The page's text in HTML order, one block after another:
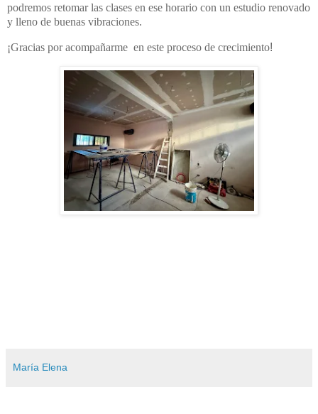
podremos retomar las clases en ese horario con un estudio renovado
y lleno de buenas vibraciones.
¡Gracias por acompañarme en este proceso de crecimiento!
María Elena